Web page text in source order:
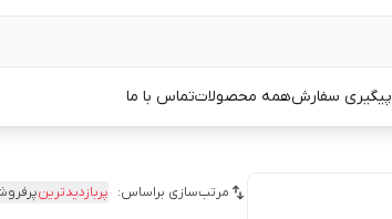
پیگیری سفارشهمه محصولاتتماس با ما
مرتب‌سازی براساس: پربازدیدترین